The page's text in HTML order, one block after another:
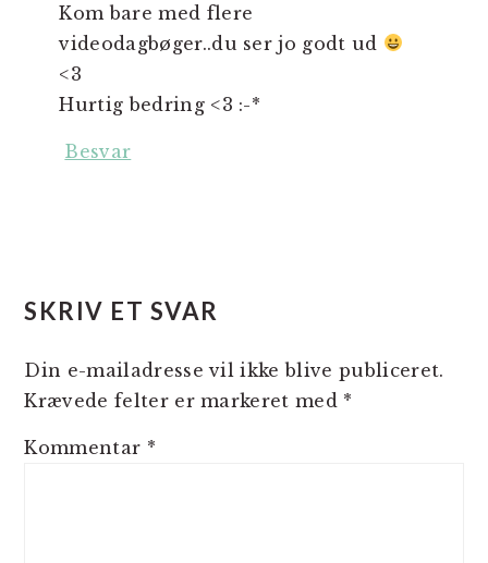
Kom bare med flere
videodagbøger..du ser jo godt ud
<3
Hurtig bedring <3 :-*
Besvar
SKRIV ET SVAR
Din e-mailadresse vil ikke blive publiceret.
Krævede felter er markeret med *
Kommentar *